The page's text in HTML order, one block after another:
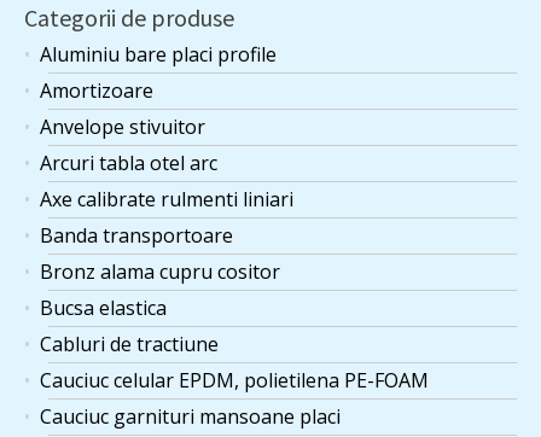
Categorii de produse
Aluminiu bare placi profile
Amortizoare
Anvelope stivuitor
Arcuri tabla otel arc
Axe calibrate rulmenti liniari
Banda transportoare
Bronz alama cupru cositor
Bucsa elastica
Cabluri de tractiune
Cauciuc celular EPDM, polietilena PE-FOAM
Cauciuc garnituri mansoane placi